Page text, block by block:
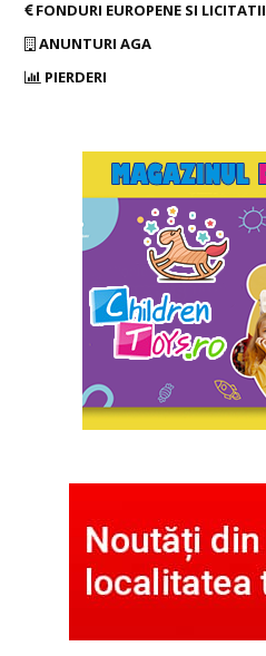
FONDURI EUROPENE SI LICITATII
ANUNTURI AGA
PIERDERI